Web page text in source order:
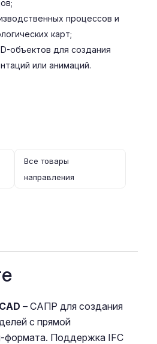
процессов и
карт;
объектов для создания
или анимаций.
Все товары
направления
– САПР для создания
с прямой
формата. Поддержка IFC